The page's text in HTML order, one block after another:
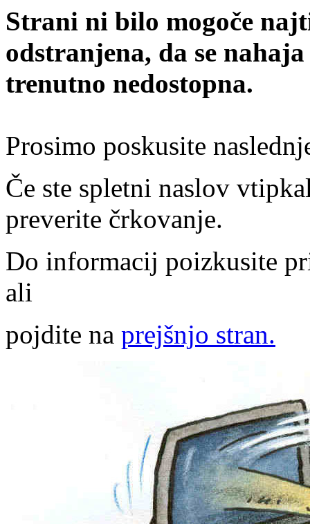
Strani ni bilo mogoče
odstranjena, da se
trenutno nedostopna.
Prosimo poskusite
Če ste spletni naslov
preverite črkovanje.
Do informacij poizkusite
ali
pojdite na prejšnjo stran.